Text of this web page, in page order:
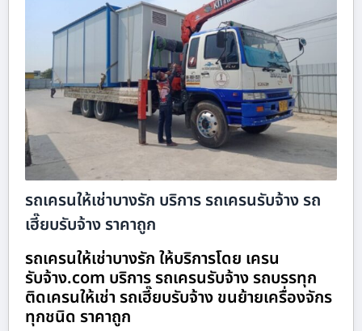
รถเครนให้เช่าบางรัก บริการ รถเครนรับจ้าง รถ
เฮี๊ยบรับจ้าง ราคาถูก
รถเครนให้เช่าบางรัก ให้บริการโดย เครน
รับจ้าง.com บริการ รถเครนรับจ้าง รถบรรทุก
ติดเครนให้เช่า รถเฮี๊ยบรับจ้าง ขนย้ายเครื่องจักร
ทุกชนิด ราคาถูก